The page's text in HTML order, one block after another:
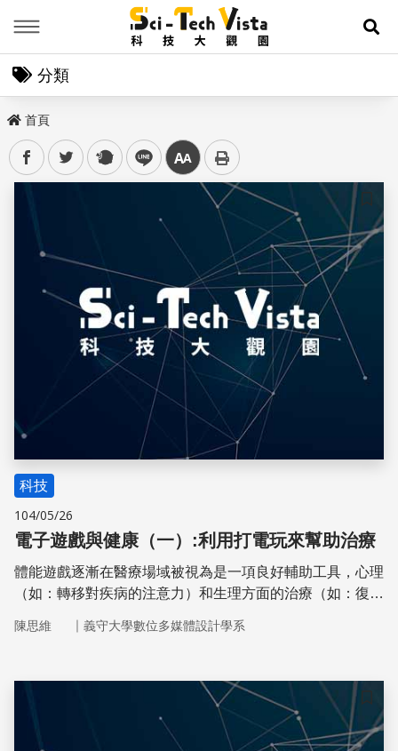
展
分類
首頁
facebooktwitter plurk line 中
儲存
科技
104/05/26
電子遊戲與健康（一）:利用打電玩來幫助治療
體能遊戲逐漸在醫療場域被視為是一項良好輔助工具，心理
（如：轉移對疾病的注意力）和生理方面的治療（如：復
在2014年11月時於《遊戲與健康期刊上發表了一篇系統性
檢驗當中體能遊戲對多項疾病的治療結果
陳思維 ｜ 義守大學數位多媒體設計學系
儲存